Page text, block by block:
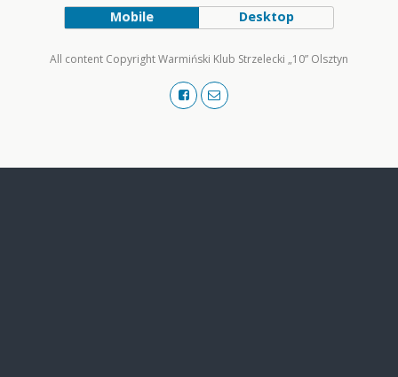
Mobile Desktop
All content Copyright Warmiński Klub Strzelecki „10” Olsztyn